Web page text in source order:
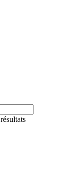
résultats